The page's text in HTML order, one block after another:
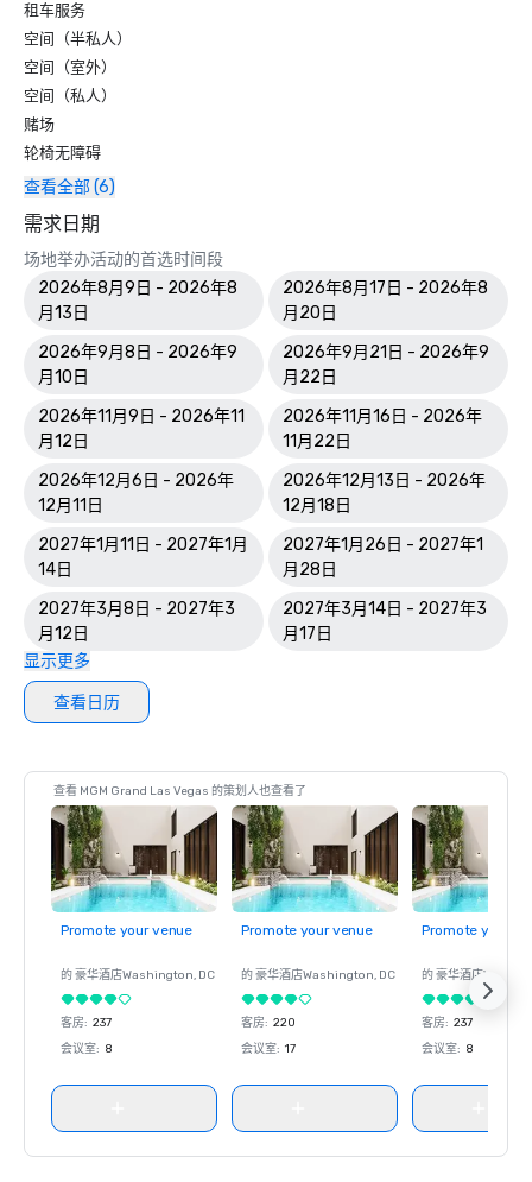
租车服务
空间（半私人）
空间（室外）
空间（私人）
赌场
轮椅无障碍
查看全部 (6)
需求日期
场地举办活动的首选时间段
2026年8月9日 - 2026年8
月13日
2026年8月17日 - 2026年8
月20日
2026年9月8日 - 2026年9
月10日
2026年9月21日 - 2026年9
月22日
2026年11月9日 - 2026年11
月12日
2026年11月16日 - 2026年
11月22日
2026年12月6日 - 2026年
12月11日
2026年12月13日 - 2026年
12月18日
2027年1月11日 - 2027年1月
14日
2027年1月26日 - 2027年1
月28日
2027年3月8日 - 2027年3
月12日
2027年3月14日 - 2027年3
月17日
显示更多
查看日历
查看 MGM Grand Las Vegas 的策划人也查看了
Promote your venue
的 豪华酒店Washington, DC
客房: 237
会议室: 8
Promote your venue
的 豪华酒店Washington, DC
客房: 220
会议室: 17
Promote your
的 豪华酒店
客房: 237
会议室: 8